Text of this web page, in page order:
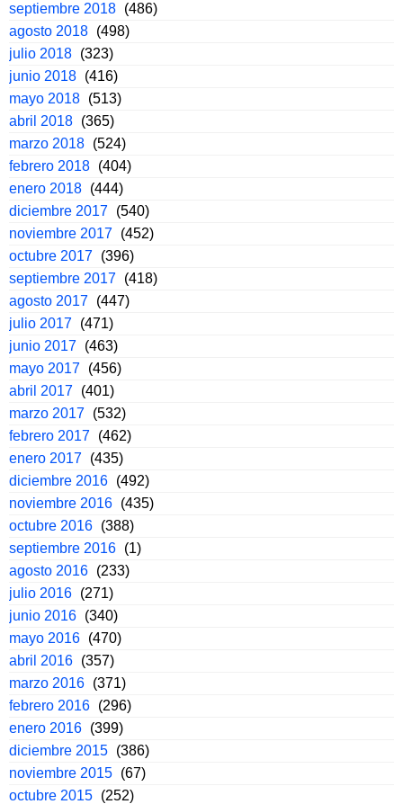
septiembre 2018 (486)
agosto 2018 (498)
julio 2018 (323)
junio 2018 (416)
mayo 2018 (513)
abril 2018 (365)
marzo 2018 (524)
febrero 2018 (404)
enero 2018 (444)
diciembre 2017 (540)
noviembre 2017 (452)
octubre 2017 (396)
septiembre 2017 (418)
agosto 2017 (447)
julio 2017 (471)
junio 2017 (463)
mayo 2017 (456)
abril 2017 (401)
marzo 2017 (532)
febrero 2017 (462)
enero 2017 (435)
diciembre 2016 (492)
noviembre 2016 (435)
octubre 2016 (388)
septiembre 2016 (1)
agosto 2016 (233)
julio 2016 (271)
junio 2016 (340)
mayo 2016 (470)
abril 2016 (357)
marzo 2016 (371)
febrero 2016 (296)
enero 2016 (399)
diciembre 2015 (386)
noviembre 2015 (67)
octubre 2015 (252)